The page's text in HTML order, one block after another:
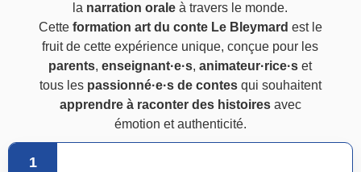
la narration orale à travers le monde.
Cette formation art du conte Le Bleymard est le
fruit de cette expérience unique, conçue pour les
parents,enseignant·e·s,animateur·rice·s et
tous les passionné·e·s de contesqui souhaitent
apprendre à raconter des histoiresavec
émotion et authenticité.
1